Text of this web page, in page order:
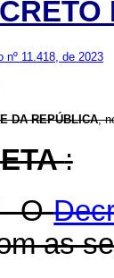
nº 11.418, de 2023
DA REPÚBLICA,
:
O
as